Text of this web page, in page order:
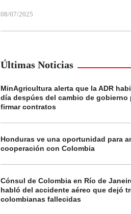
08/07/2025
Últimas Noticias
MinAgricultura alerta que la ADR
día despúes del cambio de gobierno
firmar contratos
Honduras ve una oportunidad para
cooperación con Colombia
Cónsul de Colombia en Río de
habló del accidente aéreo que dejó
colombianas fallecidas